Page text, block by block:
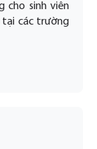
cho sinh viên
tại các trường